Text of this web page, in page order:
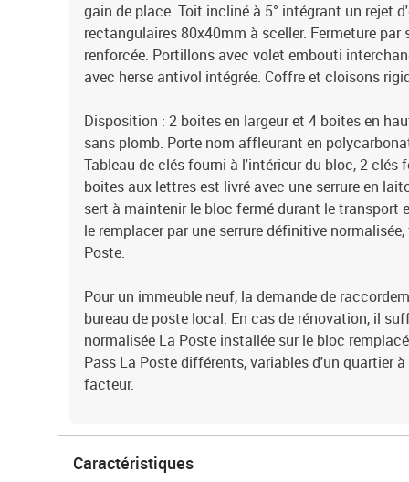
gain de place. Toit incliné à 5° intégrant un rejet
rectangulaires 80x40mm à sceller. Fermeture par
renforcée. Portillons avec volet embouti
avec herse antivol intégrée. Coffre et cloisons
Disposition : 2 boites en largeur et 4 boites en
sans plomb. Porte nom affleurant en
Tableau de clés fourni à l'intérieur du bloc, 2 clés
boites aux lettres est livré avec une serrure en
sert à maintenir le bloc fermé durant le transport
le remplacer par une serrure définitive
Poste.
Pour un immeuble neuf, la demande de
bureau de poste local. En cas de rénovation, il
normalisée La Poste installée sur le bloc
Pass La Poste différents, variables d'un quartier
facteur.
Caractéristiques